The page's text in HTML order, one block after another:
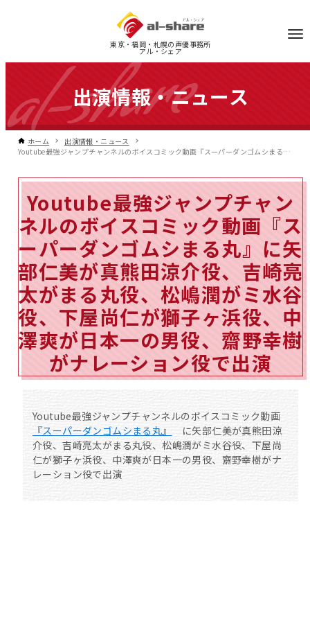
東京・福岡・札幌の声優事務所
アル・シェア
出演情報・ニュース
ホーム
出演情報・ニュース
Youtube最強ジャンプチャンネルのボイスコミック動画『スーパーダンゴムシまる丸』に矢部仁美が真熊田涼介役、吉崎亮太がまる丸役、松嶋潤がミ水谷役、下屋尚仁が獅子ヶ浜役、中澤爽が日本一の男役、齋野幸樹がナレーション役で出演
Youtube最強ジャンプチャン
ネルのボイスコミック動画『ス
ーパーダンゴムシまる丸』に矢
部仁美が真熊田涼介役、吉崎亮
太がまる丸役、松嶋潤がミ水谷
役、下屋尚仁が獅子ヶ浜役、中
澤爽が日本一の男役、齋野幸樹
がナレーション役で出演
Youtube最強ジャンプチャンネルのボイスコミック動画
『スーパーダンゴムシまる丸』
に矢部仁美が真熊田涼
介役、吉崎亮太がまる丸役、松嶋潤がミ水谷役、下屋尚
仁が獅子ヶ浜役、中澤爽が日本一の男役、齋野幸樹がナ
レーション役で出演